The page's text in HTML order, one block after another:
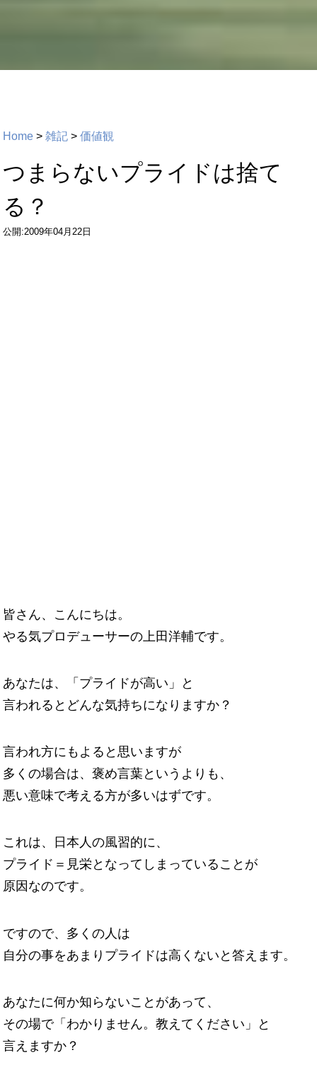
Home >雑記 >価値観
つまらないプライドは捨て
る？
公開:2009年04月22日
皆さん、こんにちは。
やる気プロデューサーの上田洋輔です。
あなたは、「プライドが高い」と
言われるとどんな気持ちになりますか？
言われ方にもよると思いますが
多くの場合は、褒め言葉というよりも、
悪い意味で考える方が多いはずです。
これは、日本人の風習的に、
プライド＝見栄となってしまっていることが
原因なのです。
ですので、多くの人は
自分の事をあまりプライドは高くないと答えます。
あなたに何か知らないことがあって、
その場で「わかりません。教えてください」と
言えますか？